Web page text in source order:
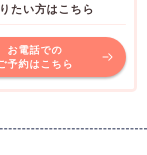
たい方はこちら
お電話での
予約はこちら